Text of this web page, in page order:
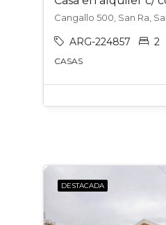
Cangallo 500, San Ra,
ARG-224857 2
CASAS
DESTACADA